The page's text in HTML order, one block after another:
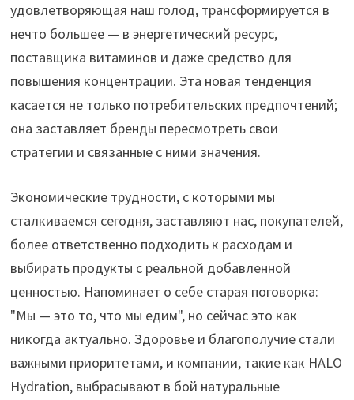
удовлетворяющая наш голод, трансформируется в
нечто большее — в энергетический ресурс,
поставщика витаминов и даже средство для
повышения концентрации. Эта новая тенденция
касается не только потребительских предпочтений;
она заставляет бренды пересмотреть свои
стратегии и связанные с ними значения.
Экономические трудности, с которыми мы
сталкиваемся сегодня, заставляют нас, покупателей,
более ответственно подходить к расходам и
выбирать продукты с реальной добавленной
ценностью. Напоминает о себе старая поговорка:
"Мы — это то, что мы едим", но сейчас это как
никогда актуально. Здоровье и благополучие стали
важными приоритетами, и компании, такие как HALO
Hydration, выбрасывают в бой натуральные